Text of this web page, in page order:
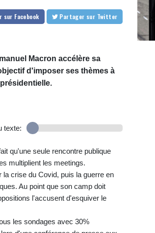
sur Facebook Partager sur Twitter
Macron accélère sa
d'imposer ses thèmes à
texte:
qu'une seule rencontre publique
multiplient les meetings.
crise du Covid, puis la guerre en
Au point que son camp doit
l'accusent d'esquiver le
les sondages avec 30%